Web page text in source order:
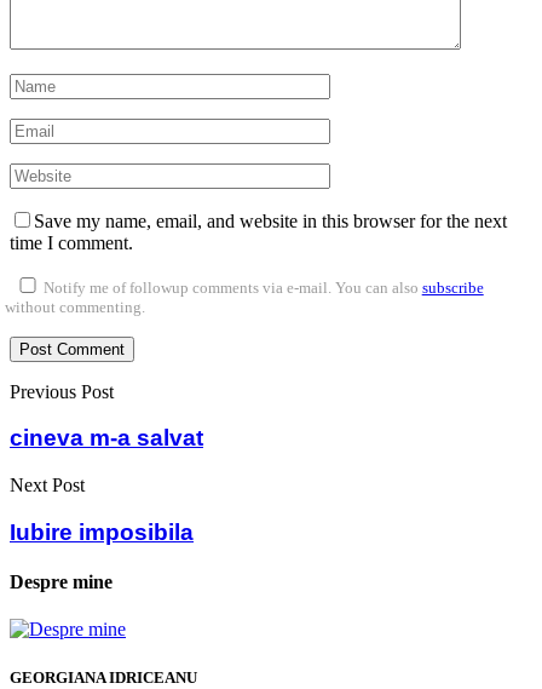
Save my name, email, and website in this browser for the next
time I comment.
Notify me of followup comments via e-mail. You can also subscribe
without commenting.
Previous Post
cineva m-a salvat
Next Post
Iubire imposibila
Despre mine
GEORGIANA IDRICEANU